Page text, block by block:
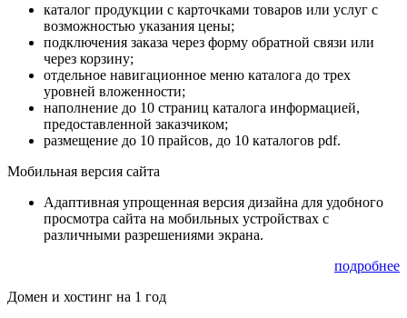
каталог продукции с карточками товаров или услуг с
возможностью указания цены;
подключения заказа через форму обратной связи или
через корзину;
отдельное навигационное меню каталога до трех
уровней вложенности;
наполнение до 10 страниц каталога информацией,
предоставленной заказчиком;
размещение до 10 прайсов, до 10 каталогов pdf.
Мобильная версия сайта
Адаптивная упрощенная версия дизайна для удобного
просмотра сайта на мобильных устройствах с
различными разрешениями экрана.
подробнее
Домен и хостинг на 1 год